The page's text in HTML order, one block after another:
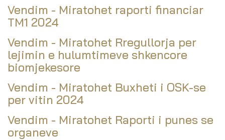
Vendim - Miratohet raporti financiar
TM1 2024
Vendim - Miratohet Rregullorja per
lejimin e hulumtimeve shkencore
biomjekesore
Vendim - Miratohet Buxheti i OSK-se
per vitin 2024
Vendim - Miratohet Raporti i punes se
organeve